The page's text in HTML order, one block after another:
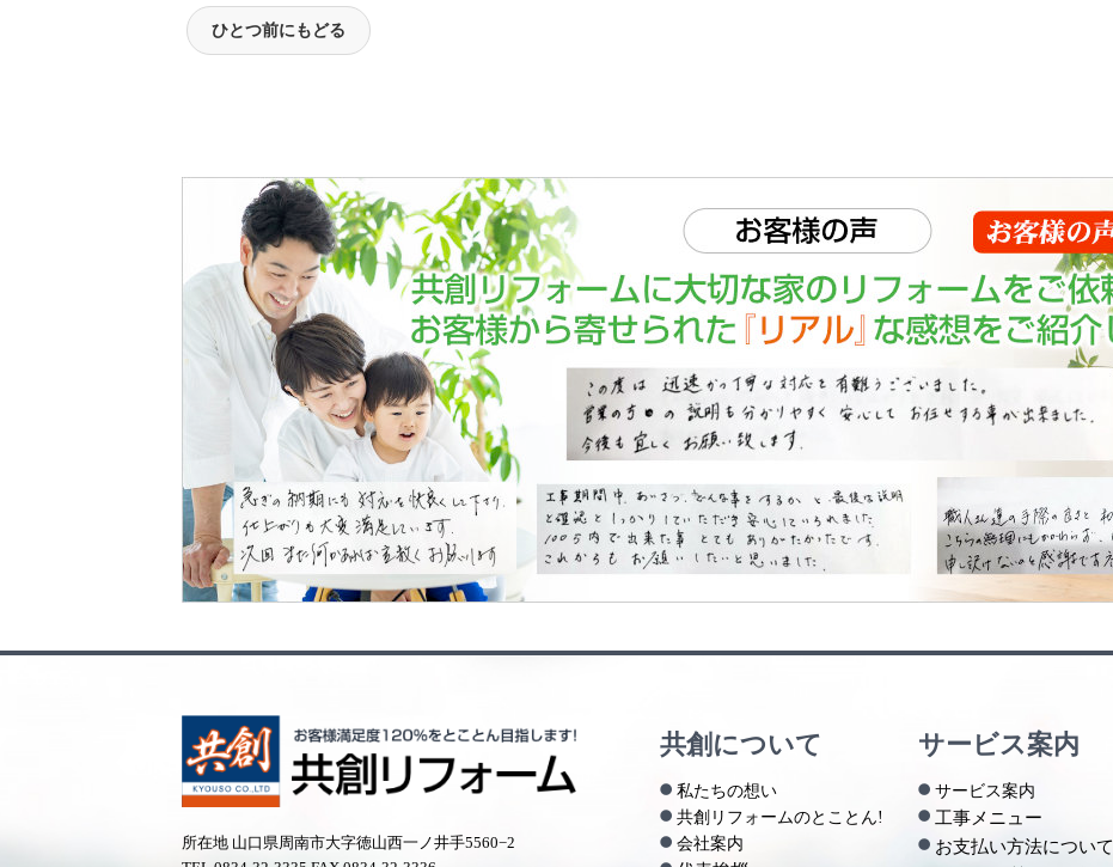
所在地 山口県周南市大字徳山西一ノ井手5560−2
共創について
私たちの想い
共創リフォームのとことん!
会社案内
サービス案内
サービス案内
工事メニュー
お支払い方法について